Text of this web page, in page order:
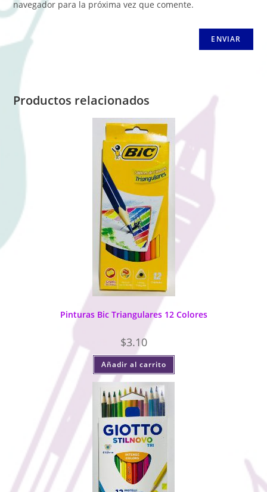
navegador para la próxima vez que comente.
Productos relacionados
Pinturas Bic Triangulares 12 Colores
$3.10
Añadir al carrito